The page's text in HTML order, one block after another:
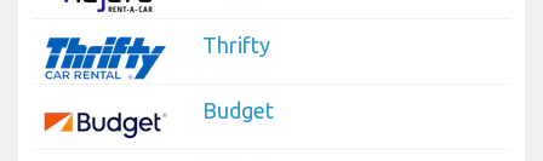
Thrifty
Budget